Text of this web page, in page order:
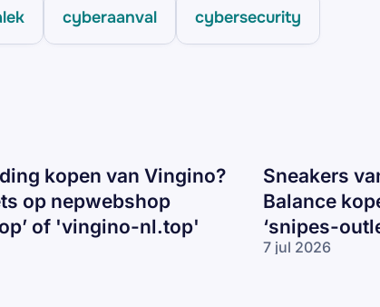
cyberaanval cybersecurity
kopen van Vingino?
op nepwebshop
of 'vingino-nl.top'
Sneakers
Balance
‘snipes-
7 jul 2026